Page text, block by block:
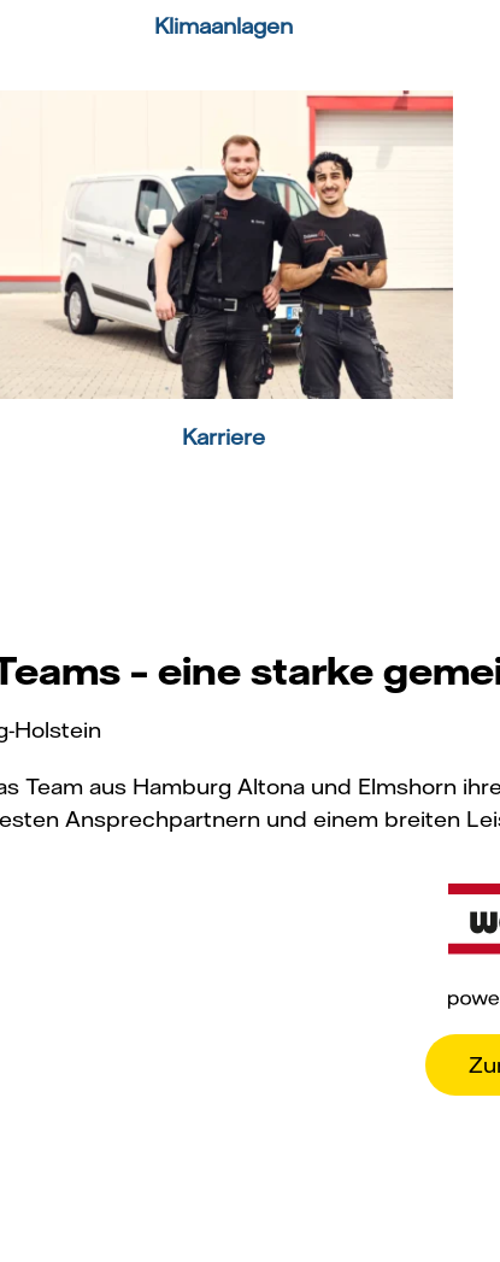
Klimaanlagen
Karriere
– eine starke
Holstein
Team aus Hamburg Altona und Elmshorn
Ansprechpartnern und einem breiten